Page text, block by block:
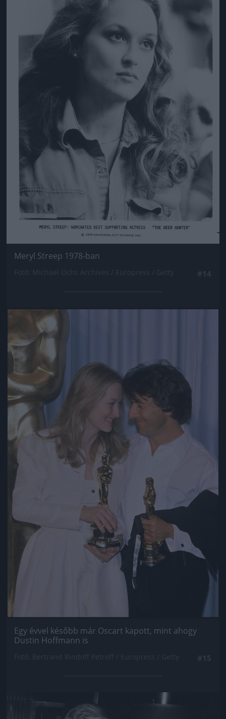
Meryl Streep 1978-ban
Egy évvel később már Oscart kapott, mint ahogy
Dustin Hoffmann is
Jön még kép!